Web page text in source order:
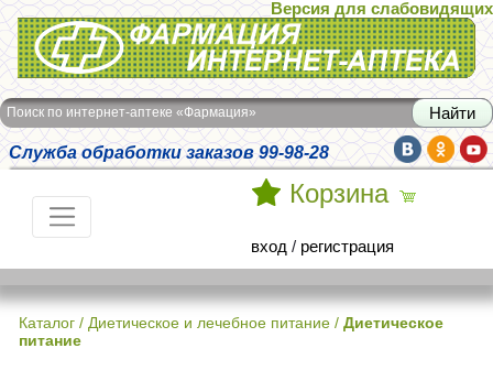
Интернет-аптека Фармация
Версия для слабовидящих
Поиск по интернет-аптеке «Фармация»
Служба обработки заказов 99-98-28
Корзина
вход / регистрация
Каталог / Диетическое и лечебное питание / Диетическое
питание